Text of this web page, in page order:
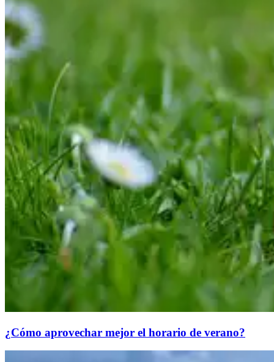
¿Cómo aprovechar mejor el horario de verano?